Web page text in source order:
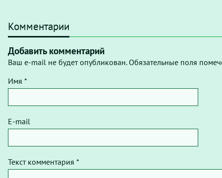
Комментарии
Добавить комментарий
Ваш e-mail не будет опубликован. Обязательные поля
Имя *
E-mail
Текст комментария *